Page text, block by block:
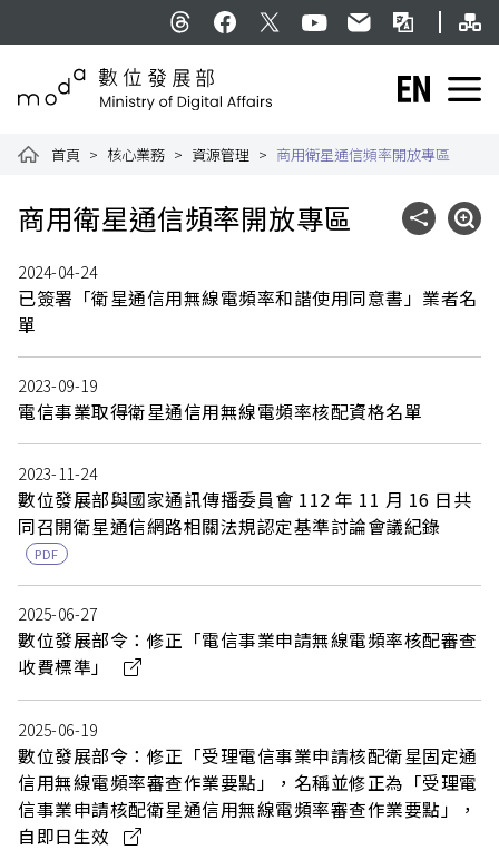
English
首頁 核心業務 資源管理 商用衛星通信頻率開放專區
商用衛星通信頻率開放專區 社群分享展開
2024-04-24
已簽署「衛星通信用無線電頻率和諧使用同意書」業者名
單
2023-09-19
電信事業取得衛星通信用無線電頻率核配資格名單
2023-11-24
數位發展部與國家通訊傳播委員會 112 年 11 月 16 日共
同召開衛星通信網路相關法規認定基準討論會議紀錄
PDF
2025-06-27
數位發展部令：修正「電信事業申請無線電頻率核配審查
收費標準」
2025-06-19
數位發展部令：修正「受理電信事業申請核配衛星固定通
信用無線電頻率審查作業要點」，名稱並修正為「受理電
信事業申請核配衛星通信用無線電頻率審查作業要點」，
自即日生效